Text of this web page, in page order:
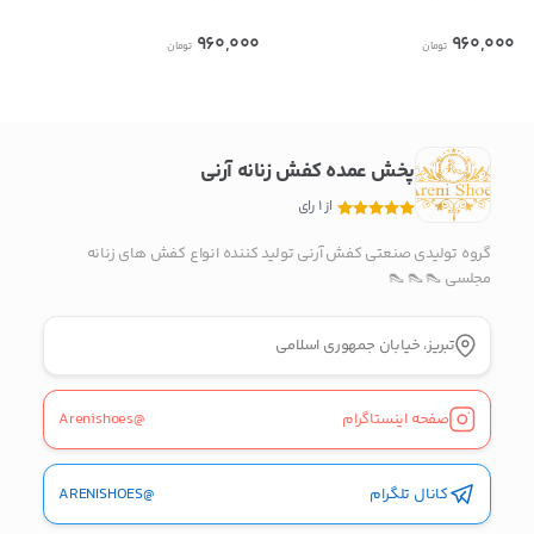
960,000 تومان 960,000 تومان
پخش عمده کفش زنانه آرنی
از 1 رای
گروه تولیدی صنعتی کفش آرنی تولید کننده انواع کفش های زنانه
مجلسی 👠 👠 👠
تبریز، خیابان جمهوری اسلامی
صفحه اینستاگرام @Arenishoes
کانال تلگرام @ARENISHOES